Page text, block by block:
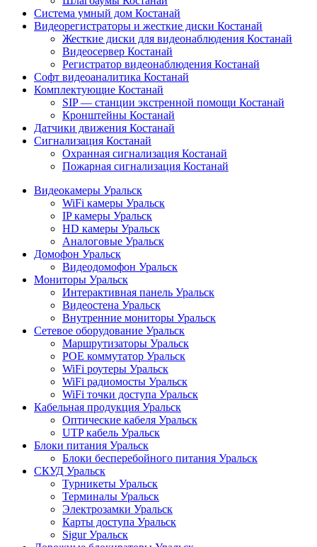
Система умный дом Костанай
Видеорегистраторы и жесткие диски Костанай
Жесткие диски для видеонаблюдения Костанай
Видеосервер Костанай
Регистратор видеонаблюдения Костанай
Софт видеоаналитика Костанай
Комплектующие Костанай
SIP — станции экстренной помощи Костанай
Кронштейны Костанай
Датчики движения Костанай
Сигнализация Костанай
Охранная сигнализация Костанай
Пожарная сигнализация Костанай
Видеокамеры Уральск
WiFi камеры Уральск
IP камеры Уральск
HD камеры Уральск
Аналоговые Уральск
Домофон Уральск
Видеодомофон Уральск
Мониторы Уральск
Интерактивная панель Уральск
Видеостена Уральск
Внутренние мониторы Уральск
Сетевое оборудование Уральск
Маршрутизаторы Уральск
POE коммутатор Уральск
WiFi роутеры Уральск
WiFi радиомосты Уральск
WiFi точки доступа Уральск
Кабельная продукция Уральск
Оптические кабеля Уральск
UTP кабель Уральск
Блоки питания Уральск
Блоки бесперебойного питания Уральск
СКУД Уральск
Турникеты Уральск
Терминалы Уральск
Электрозамки Уральск
Карты доступа Уральск
Sigur Уральск